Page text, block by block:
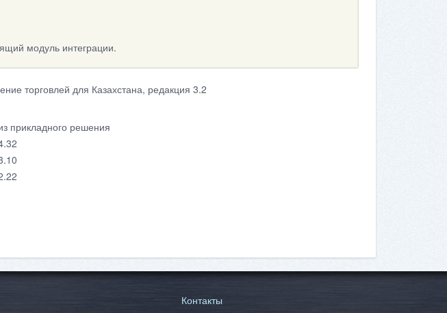
модуль интеграции.
торговлей для Казахстана, редакция 3.2
прикладного решения
Контакты